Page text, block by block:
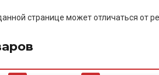
странице может отличаться от